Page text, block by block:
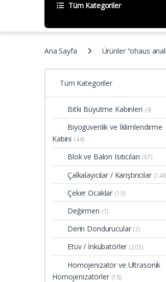
Tüm Kategoriler
Ana Sayfa Ürünler “ohaus
Tüm Kategoriler
Bitki Büyütme Kabinleri (4)
Biyogüvenlik ve İklimlendirme
Kabini (44)
Blok ve Balon Isıtıcıları (67)
Çalkalayıcılar / Karıştırıcılar
Çeker Ocaklar (19)
Değirmen (1)
Derin Dondurucular (2)
Etüv / İnkübatörler (203)
Homojenizatör ve Ultrasonik
Homojenizatörler (18)